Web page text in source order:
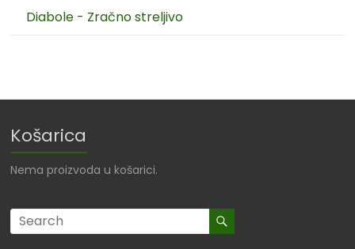
Diabole - Zračno streljivo
Košarica
Nema proizvoda u košarici.